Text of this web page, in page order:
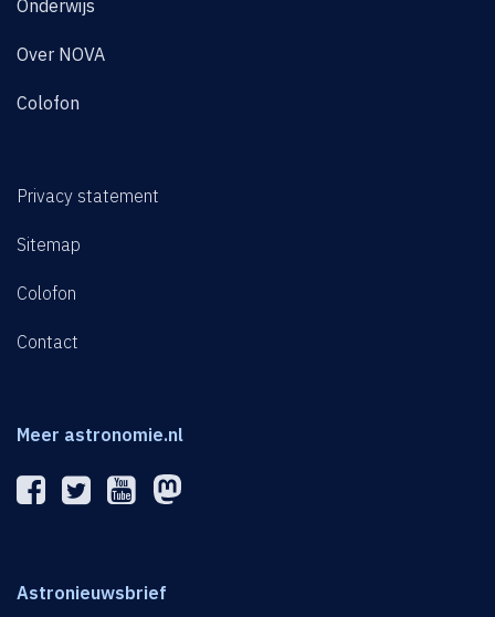
Onderwijs
Over NOVA
Colofon
Privacy statement
Sitemap
Colofon
Contact
Meer astronomie.nl
Astronieuwsbrief